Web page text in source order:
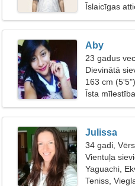
Īslaicīgas
Aby
23 gadus
Dievinātā
163 cm
Īsta mīlestība
Julissa
34 gadi,
Vientuļa
Yaguachi,
Teniss,